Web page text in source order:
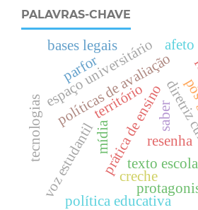
PALAVRAS-CHAVE
resenha
território
prática de ensino
texto
políticas de avaliação
espaço universitário
saber
política educativa
mídia
parfor
voz estudantil creche
bases legais
tecnologias
afeto